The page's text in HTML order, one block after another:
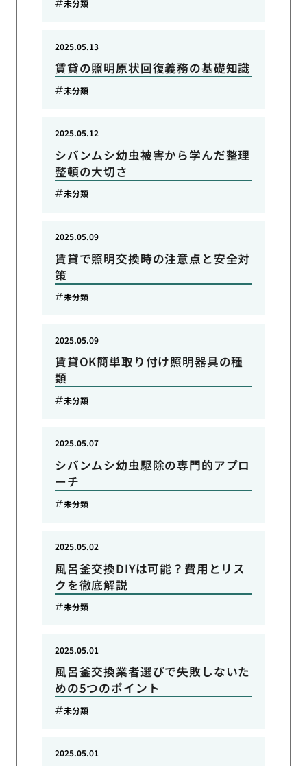
未分類
賃貸の照明原状回復義務の基礎知識
2025.05.13
未分類
シバンムシ幼虫被害から学んだ整理
整頓の大切さ
2025.05.12
未分類
賃貸で照明交換時の注意点と安全対
策
2025.05.09
未分類
賃貸OK簡単取り付け照明器具の種
類
2025.05.09
未分類
シバンムシ幼虫駆除の専門的アプロ
ーチ
2025.05.07
未分類
風呂釜交換DIYは可能？費用とリス
クを徹底解説
2025.05.02
未分類
風呂釜交換業者選びで失敗しないた
めの5つのポイント
2025.05.01
未分類
2025.05.01